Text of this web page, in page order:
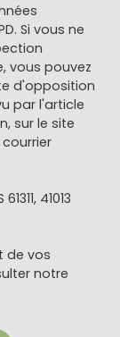
Si vous ne
vous pouvez
d'opposition
par l'article
sur le site
41013
de vos
notre